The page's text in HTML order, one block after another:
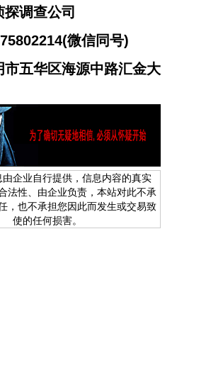
调查公司
微信同号)
市五华区海源中路汇金大
企业自行提供，信息内容的真实
法性、由企业负责，本站对此不承
，也不承担您因此而发生或交易致
使的任何损害。